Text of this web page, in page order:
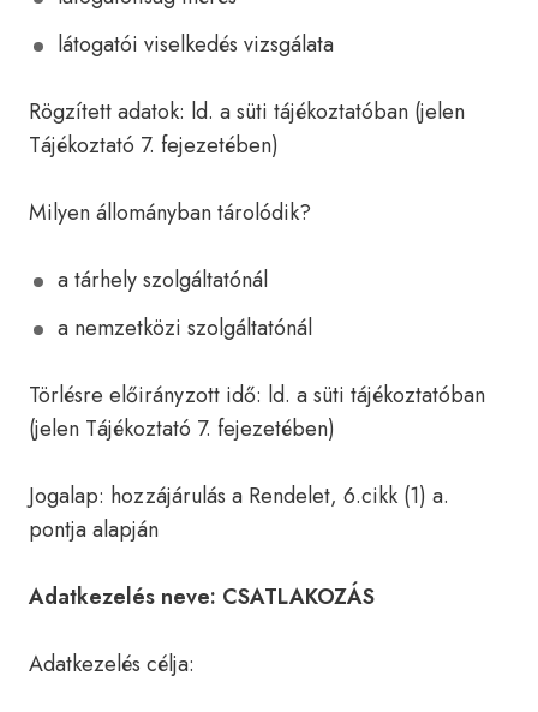
látogatói viselkedés vizsgálata
Rögzített adatok: ld. a süti tájékoztatóban (jelen
Tájékoztató 7. fejezetében)
Milyen állományban tárolódik?
a tárhely szolgáltatónál
a nemzetközi szolgáltatónál
Törlésre előirányzott idő: ld. a süti tájékoztatóban
(jelen Tájékoztató 7. fejezetében)
Jogalap: hozzájárulás a Rendelet, 6.cikk (1) a.
pontja alapján
Adatkezelés neve: CSATLAKOZÁS
Adatkezelés célja: